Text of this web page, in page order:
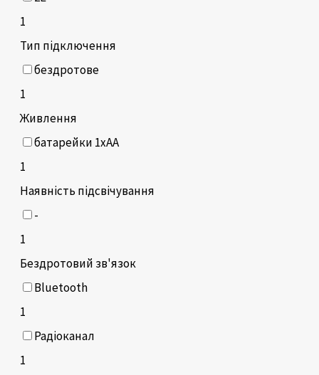
1
Тип підключення
бездротове
1
Живлення
батарейки 1xAA
1
Наявність підсвічування
-
1
Бездротовий зв'язок
Bluetooth
1
Радіоканал
1